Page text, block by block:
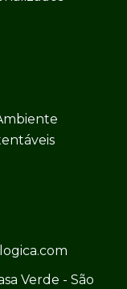
Verde - São